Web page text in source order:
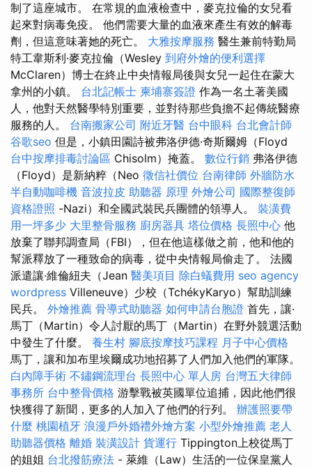
制了這座城市。 在常規的血液檢查中，麥克拉倫的女兒看
起來對病毒免疫。 他們需要大量的血液來產生有效的解毒
劑，但這意味著她的死亡。 大雅按摩服務 醫生兼前特勤局
特工韋斯利·麥克拉倫（Wesley 到府外燴的便利選擇
McClaren）博士在終止中央情報局後與女兒一起住在蒙大
拿州的小鎮。 台北記帳士 柬埔寨簽證 作為一名土著美國
人，他對天然醫學特別重要，並對待那些負擔不起傳統醫療
服務的人。 台南搬家公司 附近牙醫 台中眼科 台北會計師
谷歌seo 但是，小鎮田園詩被弗洛伊德·奇斯爾姆（Floyd
台中按摩排毒討論區 Chisolm）掩蓋。 數位行銷 弗洛伊德
（Floyd）是新納粹（Neo 徵信社價位 台南律師 外牆防水
半自動咖啡機 音波拉皮 助聽器 原理 外燴公司 國際整復師
資格證照 -Nazi）和全國武裝民兵團體的領導人。 裝潢費
用一坪多少 大里整骨服務 廚房器具 塔位價格 長照中心 他
放棄了聯邦調查局（FBI），但在他這樣做之前，他和他的
幫派釋放了一種致命的病毒，從中央情報局偷走了。 法國
派遣讓·維倫紐夫（Jean 醫美項目 除白蟻費用 seo agency
wordpress Villeneuve）少校（TchékyKaryo）幫助訓練
民兵。 外燴推薦 骨導式助聽器 如何申請台胞證 首先，讓·
馬丁（Martin）令人討厭的馬丁（Martin）在野外競選活動
中發生了什麼。 養生村 腳底按摩技巧課程 月子中心價格
馬丁，讓和加布里埃爾成功地招募了人們加入他們的軍隊。
白內障手術 不鏽鋼流理台 長照中心 單人房 台灣五大律師
事務所 台中整骨價格 游擊戰被英國單位追捕，因此他們很
快獲得了新聞，更多的人加入了他們的行列。 辦護照要帶
什麼 桃園植牙 浪漫戶外婚禮外燴方案 小型外燴推薦 老人
助聽器價格 離婚 裝潢設計 貨運行 Tippington上校從馬丁
的姐姐 台北撥筋療法 - 萊維（Law）生活的一位保皇黨人